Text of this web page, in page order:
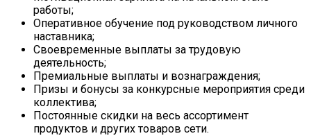
работы;
Оперативное обучение под руководством личного
наставника;
Своевременные выплаты за трудовую
деятельность;
Премиальные выплаты и вознаграждения;
Призы и бонусы за конкурсные мероприятия среди
коллектива;
Постоянные скидки на весь ассортимент
продуктов и других товаров сети.